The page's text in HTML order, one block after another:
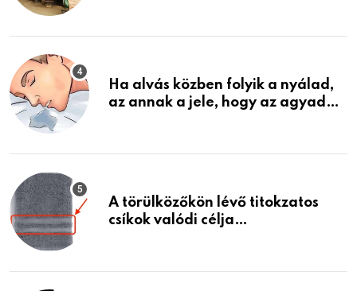
életemet
Ha alvás közben folyik a nyálad,
az annak a jele, hogy az agyad…
A törülközőkön lévő titokzatos
csíkok valódi célja…